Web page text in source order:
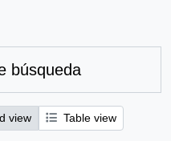
búsqueda
view
Table view